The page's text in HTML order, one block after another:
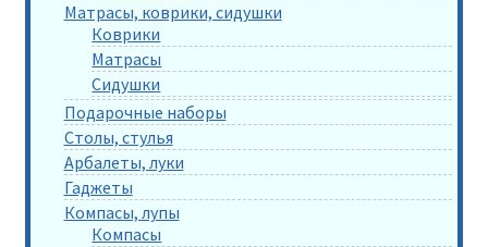
Матрасы, коврики, сидушки
Коврики
Матрасы
Сидушки
Подарочные наборы
Столы, стулья
Арбалеты, луки
Гаджеты
Компасы, лупы
Компасы